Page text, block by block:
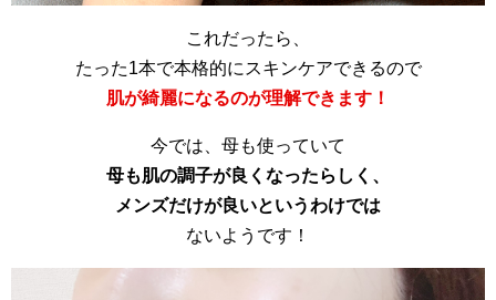
これだったら、
たった1本で本格的にスキンケアできるので
肌が綺麗になるのが理解できます！
今では、母も使っていて
母も肌の調子が良くなったらしく、
メンズだけが良いというわけでは
ないようです！